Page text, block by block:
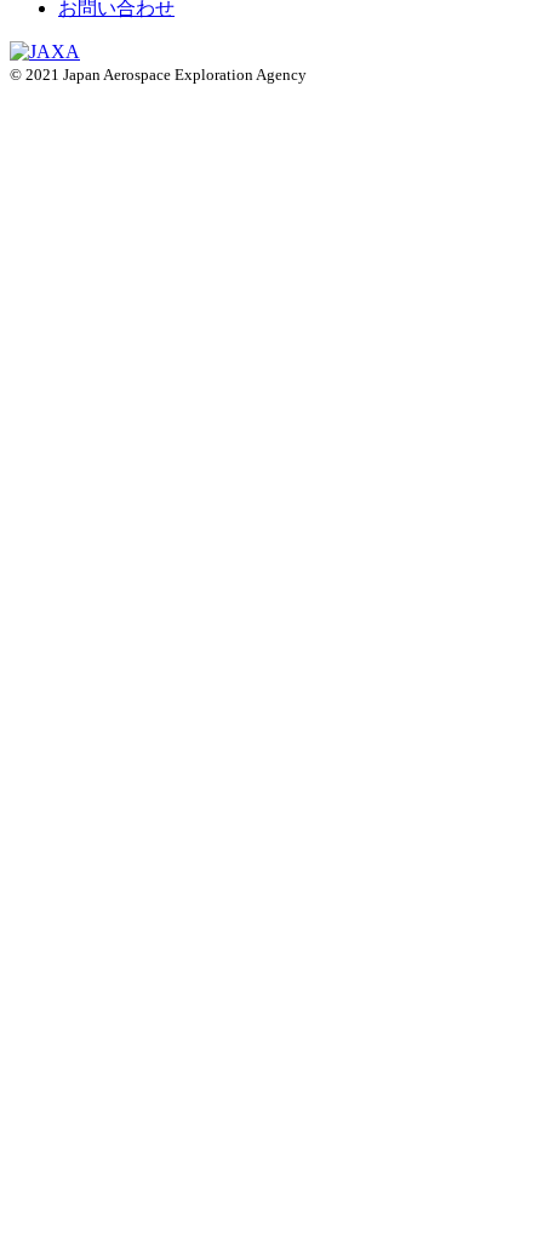
お問い合わせ
© 2021 Japan Aerospace Exploration Agency